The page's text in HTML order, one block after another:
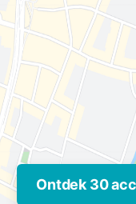
Ontdek 30